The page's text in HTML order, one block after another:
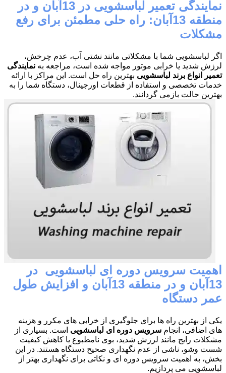
نمایندگی تعمیر لباسشویی در 13آبان و در
منطقه 13آبان: راه حلی مطمئن برای رفع
مشکلات
اگر لباسشویی شما با مشکلاتی مانند نشتی آب، عدم چرخش،
لرزش شدید یا خرابی موتور مواجه شده است، مراجعه به نمایندگی
تعمیر انواع برند لباسشویی بهترین راه حل است. این مراکز با ارائه
خدمات تخصصی و استفاده از قطعات اورجینال، دستگاه شما را به
بهترین حالت بازمی گردانند.
اهمیت سرویس دوره ای لباسشویی در
13آبان و در منطقه 13آبان و افزایش طول
عمر دستگاه
یکی از بهترین راه ها برای جلوگیری از خرابی های مکرر و هزینه
های اضافی، انجام سرویس دوره ای لباسشویی است. بسیاری از
مشکلات رایج مانند لرزش شدید، بوی نامطبوع یا کاهش کیفیت
شست وشو، ناشی از عدم نگهداری صحیح دستگاه هستند. در این
بخش، به اهمیت سرویس دوره ای و نکاتی برای نگهداری بهتر از
لباسشویی می پردازیم.